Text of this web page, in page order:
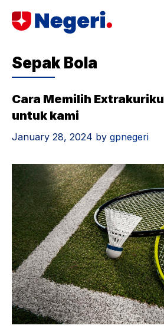
Sepak Bola
Cara Memilih
untuk kami
January 28, 2024 by gpnegeri